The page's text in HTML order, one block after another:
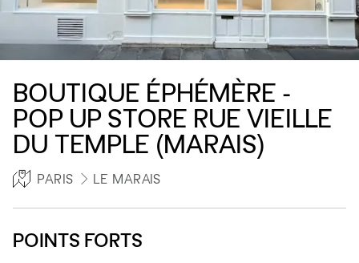
BOUTIQUE ÉPHÉMÈRE -
POP UP STORE RUE VIEILLE
DU TEMPLE (MARAIS)
PARIS LE MARAIS
POINTS FORTS